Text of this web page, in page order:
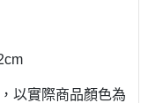
以實際商品顏色為